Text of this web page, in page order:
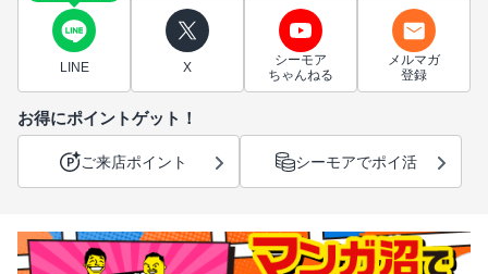
LINE X
シーモア
ちゃんねる
メルマガ
登録
お得にポイントゲット！
ご来店ポイント シーモアでポイ活